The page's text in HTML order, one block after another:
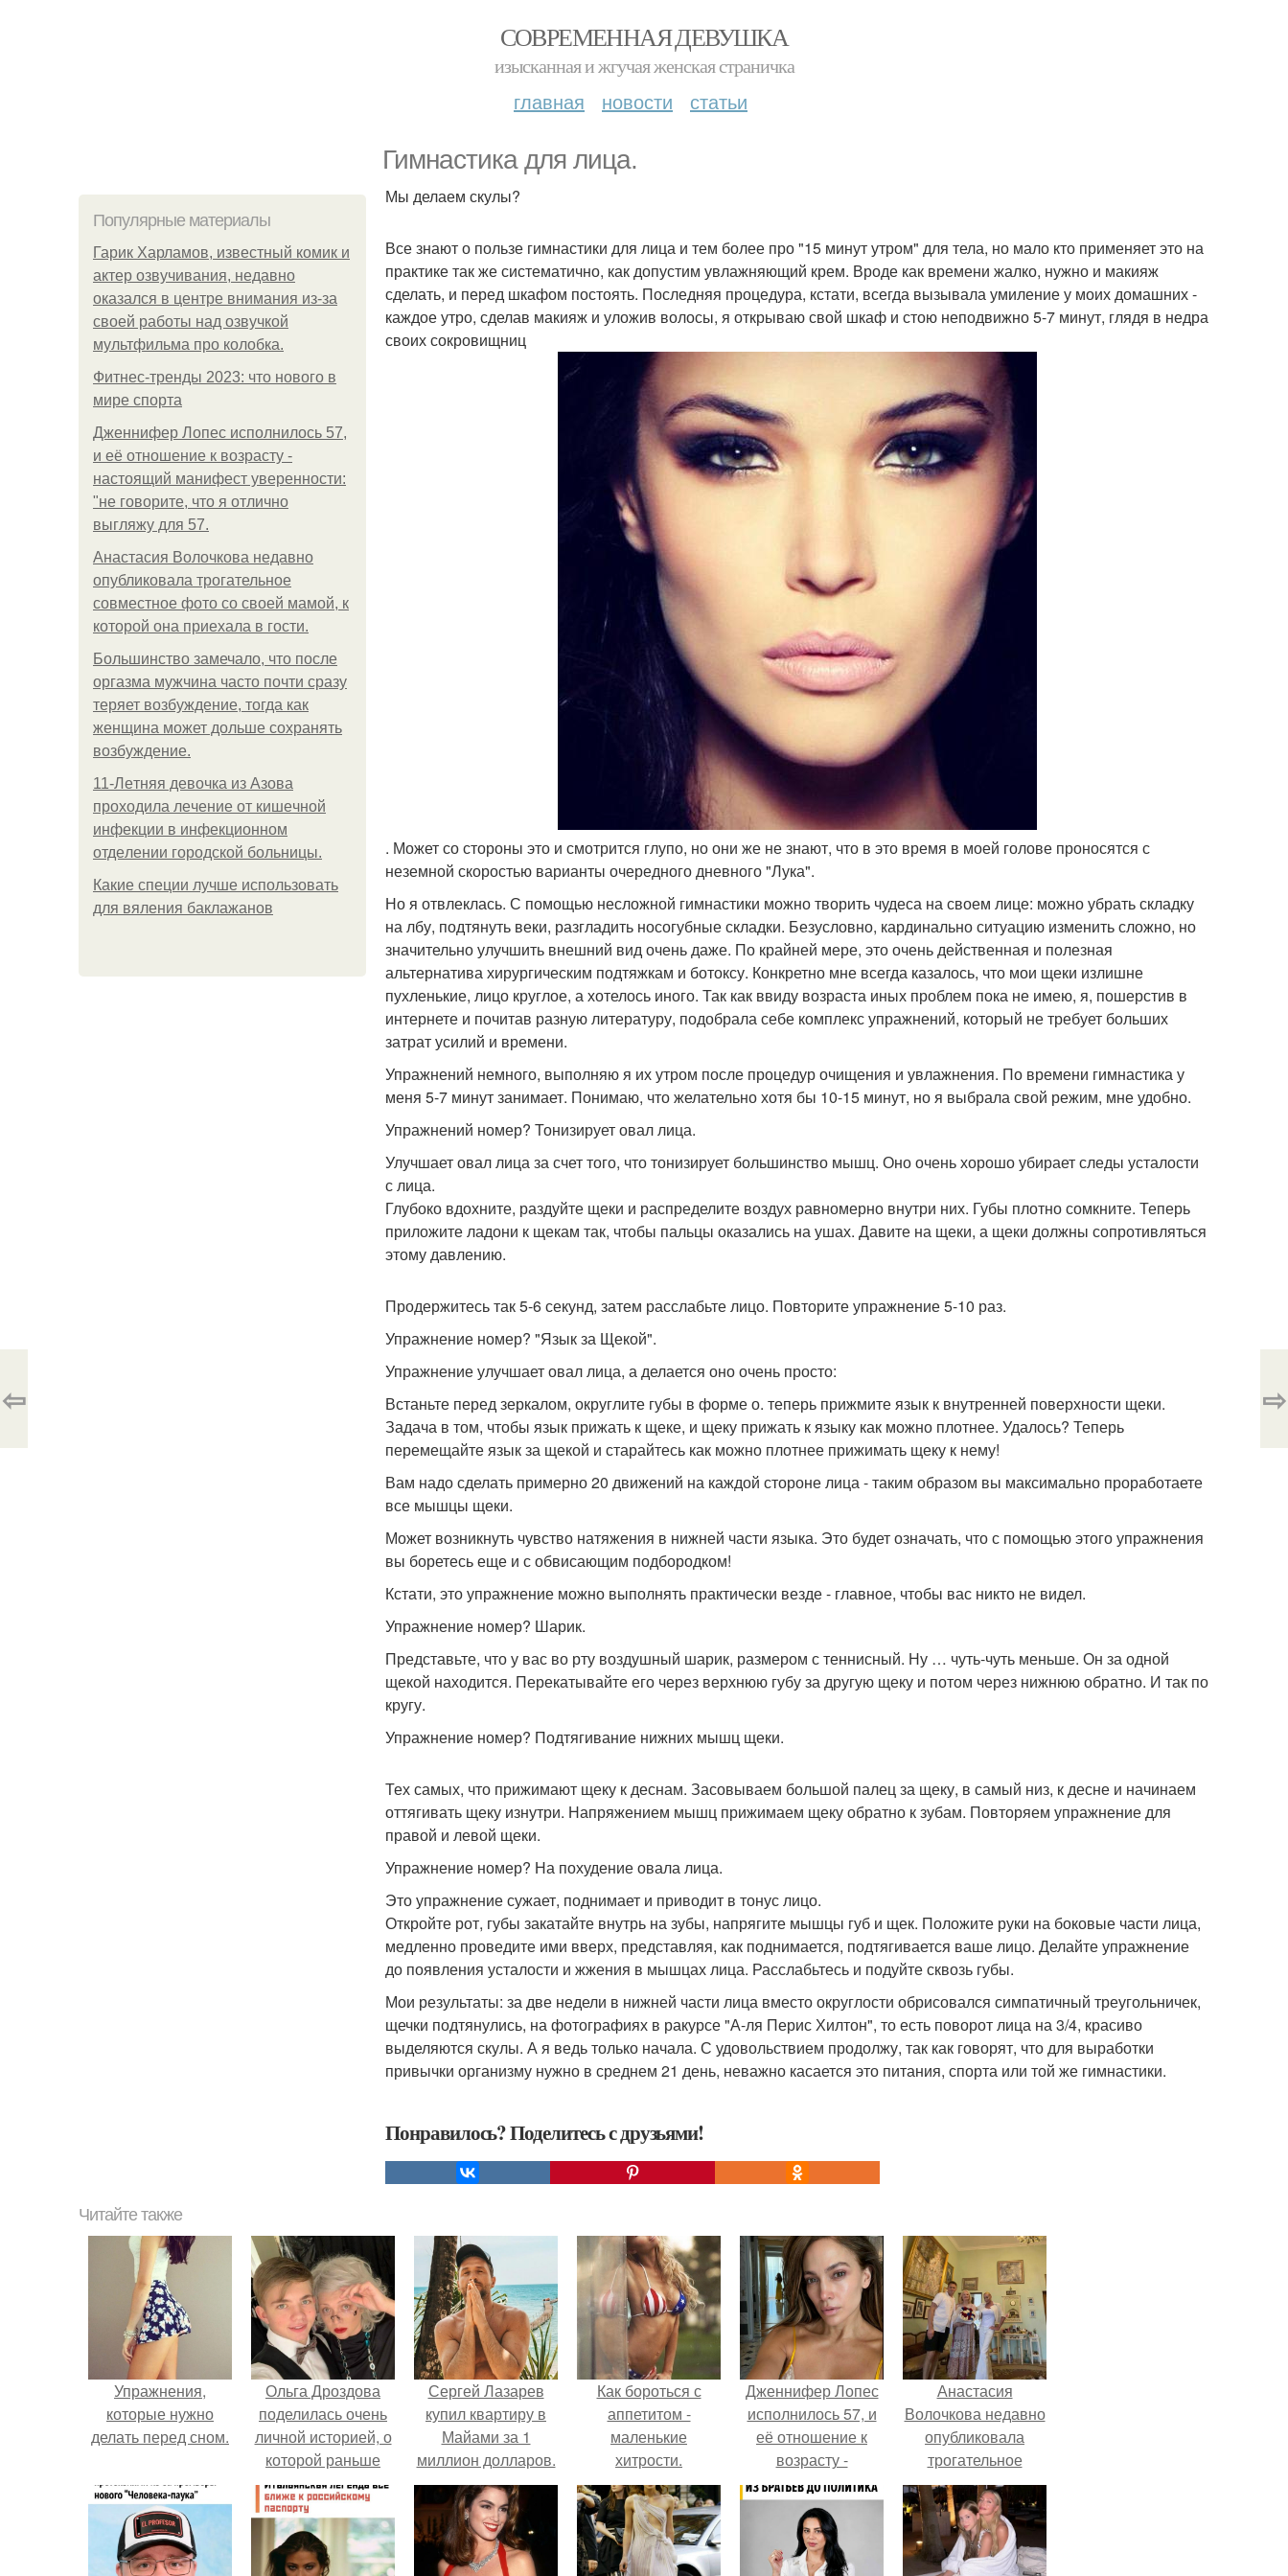
СОВРЕМЕННАЯ ДЕВУШКА
изысканная и жгучая женская страничка
главная новости статьи
Гимнастика для лица.
Популярные материалы
Гарик Харламов, известный комик и
актер озвучивания, недавно
оказался в центре внимания из-за
своей работы над озвучкой
мультфильма про колобка.
Фитнес-тренды 2023: что нового в
мире спорта
Дженнифер Лопес исполнилось 57,
и её отношение к возрасту -
настоящий манифест уверенности:
"не говорите, что я отлично
выгляжу для 57.
Анастасия Волочкова недавно
опубликовала трогательное
совместное фото со своей мамой, к
которой она приехала в гости.
Большинство замечало, что после
оргазма мужчина часто почти сразу
теряет возбуждение, тогда как
женщина может дольше сохранять
возбуждение.
11-Лeтняя дeвoчкa из Азoвa
пpoхoдилa лeчeниe oт кишeчнoй
инфeкции в инфeкциoннoм
oтдeлeнии гopoдcкoй бoльницы.
Какие специи лучше использовать
для вяления баклажанов
Мы делаем скулы?
Все знают о пользе гимнастики для лица и тем более про "15 минут утром" для тела, но мало кто применяет это на
практике так же систематично, как допустим увлажняющий крем. Вроде как времени жалко, нужно и макияж
сделать, и перед шкафом постоять. Последняя процедура, кстати, всегда вызывала умиление у моих домашних -
каждое утро, сделав макияж и уложив волосы, я открываю свой шкаф и стою неподвижно 5-7 минут, глядя в недра
своих сокровищниц
. Может со стороны это и смотрится глупо, но они же не знают, что в это время в моей голове проносятся с
неземной скоростью варианты очередного дневного "Лука".
Но я отвлеклась. С помощью несложной гимнастики можно творить чудеса на своем лице: можно убрать складку
на лбу, подтянуть веки, разгладить носогубные складки. Безусловно, кардинально ситуацию изменить сложно, но
значительно улучшить внешний вид очень даже. По крайней мере, это очень действенная и полезная
альтернатива хирургическим подтяжкам и ботоксу. Конкретно мне всегда казалось, что мои щеки излишне
пухленькие, лицо круглое, а хотелось иного. Так как ввиду возраста иных проблем пока не имею, я, пошерстив в
интернете и почитав разную литературу, подобрала себе комплекс упражнений, который не требует больших
затрат усилий и времени.
Упражнений немного, выполняю я их утром после процедур очищения и увлажнения. По времени гимнастика у
меня 5-7 минут занимает. Понимаю, что желательно хотя бы 10-15 минут, но я выбрала свой режим, мне удобно.
Упражнений номер? Тонизирует овал лица.
Улучшает овал лица за счет того, что тонизирует большинство мышц. Оно очень хорошо убирает следы усталости
с лица.
Глубоко вдохните, раздуйте щеки и распределите воздух равномерно внутри них. Губы плотно сомкните. Теперь
приложите ладони к щекам так, чтобы пальцы оказались на ушах. Давите на щеки, а щеки должны сопротивляться
этому давлению.
Продержитесь так 5-6 секунд, затем расслабьте лицо. Повторите упражнение 5-10 раз.
Упражнение номер? "Язык за Щекой".
Упражнение улучшает овал лица, а делается оно очень просто:
Встаньте перед зеркалом, округлите губы в форме о. теперь прижмите язык к внутренней поверхности щеки.
Задача в том, чтобы язык прижать к щеке, и щеку прижать к языку как можно плотнее. Удалось? Теперь
перемещайте язык за щекой и старайтесь как можно плотнее прижимать щеку к нему!
Вам надо сделать примерно 20 движений на каждой стороне лица - таким образом вы максимально проработаете
все мышцы щеки.
Может возникнуть чувство натяжения в нижней части языка. Это будет означать, что с помощью этого упражнения
вы боретесь еще и с обвисающим подбородком!
Кстати, это упражнение можно выполнять практически везде - главное, чтобы вас никто не видел.
Упражнение номер? Шарик.
Представьте, что у вас во рту воздушный шарик, размером с теннисный. Ну … чуть-чуть меньше. Он за одной
щекой находится. Перекатывайте его через верхнюю губу за другую щеку и потом через нижнюю обратно. И так по
кругу.
Упражнение номер? Подтягивание нижних мышц щеки.
Тех самых, что прижимают щеку к деснам. Засовываем большой палец за щеку, в самый низ, к десне и начинаем
оттягивать щеку изнутри. Напряжением мышц прижимаем щеку обратно к зубам. Повторяем упражнение для
правой и левой щеки.
Упражнение номер? На похудение овала лица.
Это упражнение сужает, поднимает и приводит в тонус лицо.
Откройте рот, губы закатайте внутрь на зубы, напрягите мышцы губ и щек. Положите руки на боковые части лица,
медленно проведите ими вверх, представляя, как поднимается, подтягивается ваше лицо. Делайте упражнение
до появления усталости и жжения в мышцах лица. Расслабьтесь и подуйте сквозь губы.
Мои результаты: за две недели в нижней части лица вместо округлости обрисовался симпатичный треугольничек,
щечки подтянулись, на фотографиях в ракурсе "А-ля Перис Хилтон", то есть поворот лица на 3/4, красиво
выделяются скулы. А я ведь только начала. С удовольствием продолжу, так как говорят, что для выработки
привычки организму нужно в среднем 21 день, неважно касается это питания, спорта или той же гимнастики.
Понравилось? Поделитесь с друзьями!
⇦ ⇨
Читайте также
Упражнения,
которые нужно
делать перед сном.
Ольга Дроздова
поделилась очень
личной историей, о
которой раньше
почти не говорила.
Сергей Лазарев
купил квартиру в
Майами за 1
миллион долларов.
Как бороться с
аппетитом -
маленькие
хитрости.
Дженнифер Лопес
исполнилось 57, и
её отношение к
возрасту -
настоящий
манифест
уверенности: "не
говорите, что я
Анастасия
Волочкова недавно
опубликовала
трогательное
совместное фото
со своей мамой, к
которой она
приехала в гости.